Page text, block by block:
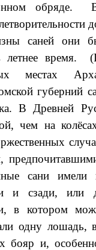
обряде. В
саней они
летнее время.
местах
губерний
В Древней
чем на
сани
и сзади, или
в котором
одну лошадь,
бояр и,